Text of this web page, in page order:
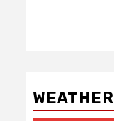
WEATHER